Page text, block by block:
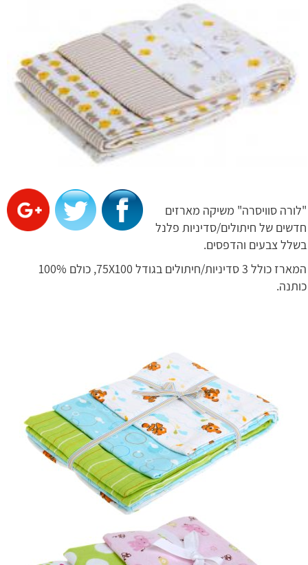
"לורה סוויסרה" משיקה מארזים
חדשים של חיתולים/סדיניות פלנל
בשלל צבעים והדפסים.
המארז כולל 3 סדיניות/חיתולים בגודל 75X100, כולם 100%
כותנה.